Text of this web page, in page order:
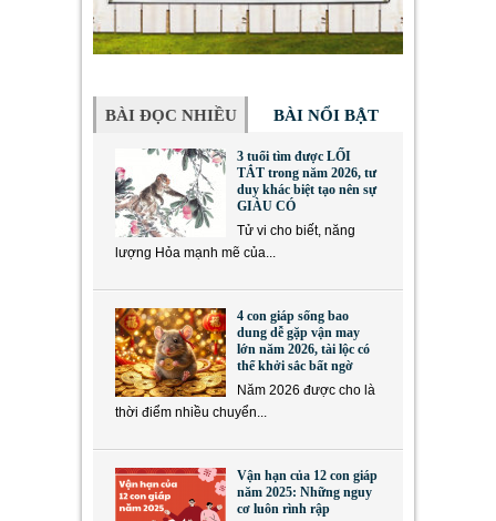
BÀI ĐỌC NHIỀU BÀI NỔI BẬT
3 tuổi tìm được LỐI
TẮT trong năm 2026, tư
duy khác biệt tạo nên sự
GIÀU CÓ
Tử vi cho biết, năng
lượng Hỏa mạnh mẽ của...
4 con giáp sống bao
dung dễ gặp vận may
lớn năm 2026, tài lộc có
thể khởi sắc bất ngờ
Năm 2026 được cho là
thời điểm nhiều chuyển...
Vận hạn của 12 con giáp
năm 2025: Những nguy
cơ luôn rình rập